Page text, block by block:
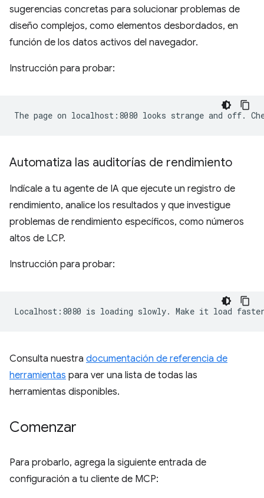
sugerencias concretas para solucionar problemas de
diseño complejos, como elementos desbordados, en
función de los datos activos del navegador.
Instrucción para probar:
Automatiza las auditorías de rendimiento
Indícale a tu agente de IA que ejecute un registro de
rendimiento, analice los resultados y que investigue
problemas de rendimiento específicos, como números
altos de LCP.
Instrucción para probar:
Consulta nuestra documentación de referencia de
herramientas para ver una lista de todas las
herramientas disponibles.
Comenzar
Para probarlo, agrega la siguiente entrada de
configuración a tu cliente de MCP: